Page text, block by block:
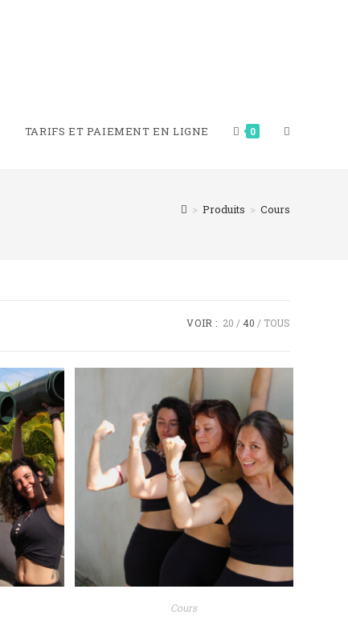
TARIFS ET PAIEMENT EN LIGNE 0 TOGGLE
WEBSITE
> Produits > Cours
VOIR : 20 40 TOUS
Cours